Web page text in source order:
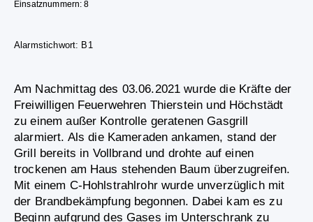
Einsatznummern: 8
Alarmstichwort: B1
Am Nachmittag des 03.06.2021 wurde die Kräfte der
Freiwilligen Feuerwehren Thierstein und Höchstädt
zu einem außer Kontrolle geratenen Gasgrill
alarmiert. Als die Kameraden ankamen, stand der
Grill bereits in Vollbrand und drohte auf einen
trockenen am Haus stehenden Baum überzugreifen.
Mit einem C-Hohlstrahlrohr wurde unverzüglich mit
der Brandbekämpfung begonnen. Dabei kam es zu
Beginn aufgrund des Gases im Unterschrank zu